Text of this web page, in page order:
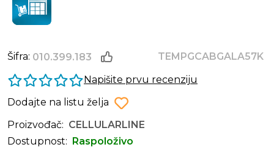
Šifra: 010.399.183
TEMPGCABGALA57K
Napišite prvu recenziju
Dodajte na listu želja
Proizvođač: CELLULARLINE
Dostupnost:
Raspoloživo